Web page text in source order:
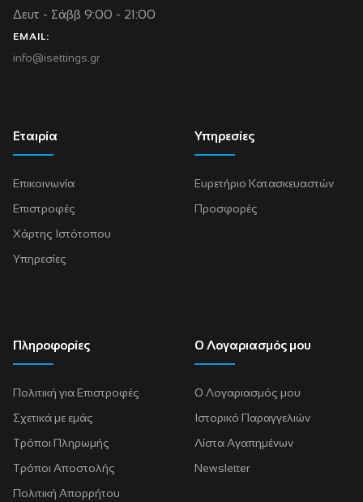
Δευτ - Σάββ 9:00 - 21:00
EMAIL:
info@isettings.gr
Εταιρία
Επικοινωνία
Επιστροφές
Χάρτης Ιστότοπου
Υπηρεσίες
Υπηρεσίες
Ευρετήριο Κατασκευαστών
Προσφορές
Πληροφορίες
Πολιτική για Eπιστροφές
Σχετικά με εμάς
Τρόποι Πληρωμής
Τρόποι Αποστολής
Πολιτική Απορρήτου
Ο Λογαριασμός μου
Ο Λογαριασμός μου
Ιστορικό Παραγγελιών
Λίστα Αγαπημένων
Newsletter